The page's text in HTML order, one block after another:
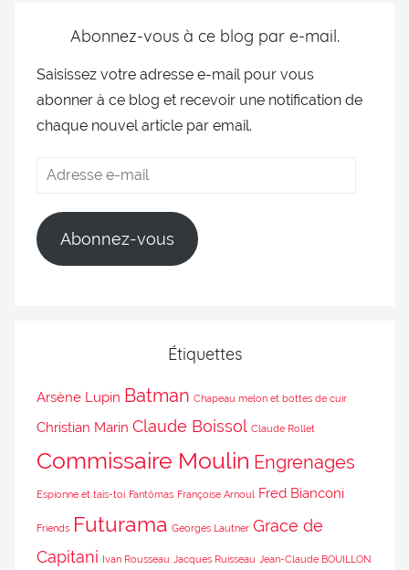
Abonnez-vous à ce blog par e-mail.
Saisissez votre adresse e-mail pour vous
abonner à ce blog et recevoir une notification de
chaque nouvel article par email.
Abonnez-vous
Étiquettes
Arsène Lupin Batman Chapeau melon et bottes de cuir
Christian Marin Claude Boissol Claude Rollet
Commissaire Moulin Engrenages
Espionne et tais-toi Fantômas Françoise Arnoul Fred Bianconi
Friends Futurama Georges Lautner Grace de
Capitani Ivan Rousseau Jacques Ruisseau Jean-Claude BOUILLON